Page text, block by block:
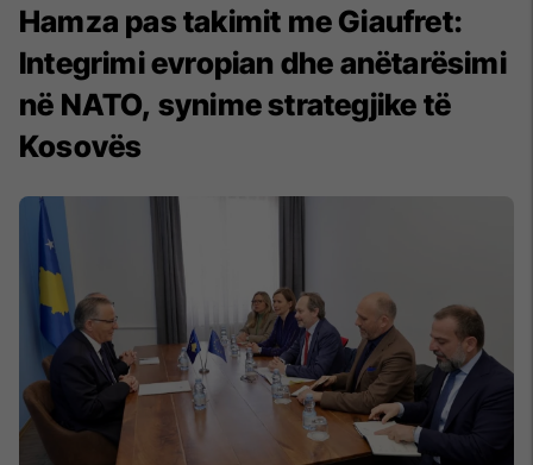
Hamza pas takimit me Giaufret:
Integrimi evropian dhe anëtarësimi
në NATO, synime strategjike të
Kosovës